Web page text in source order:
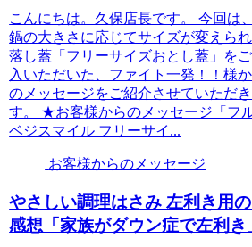
こんにちは。久保店長です。 今回は、
鍋の大きさに応じてサイズが変えら
落し蓋「フリーサイズおとし蓋」を
入いただいた、ファイト一発！！様
のメッセージをご紹介させていただき
す。 ★お客様からのメッセージ「フ
ベジスマイル フリーサイ...
お客様からのメッセージ
やさしい調理はさみ 左利き用
感想「家族がダウン症で左利き